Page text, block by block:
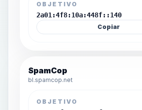
OBJETIVO
2a01:4f8:10a:448f::140
Copiar
SpamCop
bl.spamcop.net
OBJETIVO